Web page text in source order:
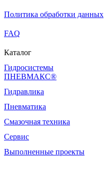
Политика обработки данных
FAQ
Каталог
Гидросистемы
ПНЕВМАКС®
Гидравлика
Пневматика
Смазочная техника
Сервис
Выполненные проекты